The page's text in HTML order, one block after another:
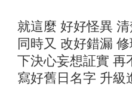
就這麼 好好怪異
同時又 改好錯漏
下決心妄想証實 再
寫好舊日名字 升級